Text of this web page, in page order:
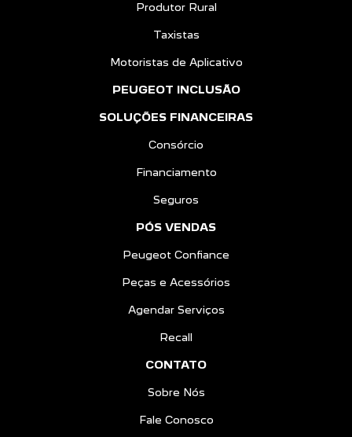
Produtor Rural
Taxistas
Motoristas de Aplicativo
PEUGEOT INCLUSÃO
SOLUÇÕES FINANCEIRAS
Consórcio
Financiamento
Seguros
PÓS VENDAS
Peugeot Confiance
Peças e Acessórios
Agendar Serviços
Recall
CONTATO
Sobre Nós
Fale Conosco